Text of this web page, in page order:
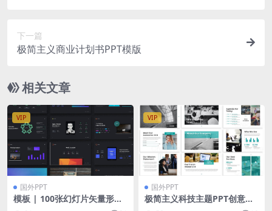
下一篇
极简主义商业计划书PPT模版
相关文章
VIP
国外PPT
模板 | 100张幻灯片矢量形状
元素完全响应屏幕
VIP
国外PPT
极简主义科技主题PPT创意模
板下载[PPTX]